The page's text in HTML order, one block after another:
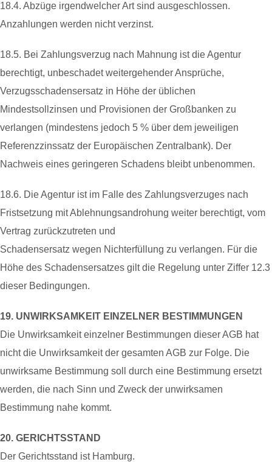
18.4. Abzüge irgendwelcher Art sind ausgeschlossen.
Anzahlungen werden nicht verzinst.
18.5. Bei Zahlungsverzug nach Mahnung ist die Agentur
berechtigt, unbeschadet weitergehender Ansprüche,
Verzugsschadensersatz in Höhe der üblichen
Mindestsollzinsen und Provisionen der Großbanken zu
verlangen (mindestens jedoch 5 % über dem jeweiligen
Referenzzinssatz der Europäischen Zentralbank). Der
Nachweis eines geringeren Schadens bleibt unbenommen.
18.6. Die Agentur ist im Falle des Zahlungsverzuges nach
Fristsetzung mit Ablehnungsandrohung weiter berechtigt, vom
Vertrag zurückzutreten und
Schadensersatz wegen Nichterfüllung zu verlangen. Für die
Höhe des Schadensersatzes gilt die Regelung unter Ziffer 12.3
dieser Bedingungen.
19. UNWIRKSAMKEIT EINZELNER BESTIMMUNGEN
Die Unwirksamkeit einzelner Bestimmungen dieser AGB hat
nicht die Unwirksamkeit der gesamten AGB zur Folge. Die
unwirksame Bestimmung soll durch eine Bestimmung ersetzt
werden, die nach Sinn und Zweck der unwirksamen
Bestimmung nahe kommt.
20. GERICHTSSTAND
Der Gerichtsstand ist Hamburg.